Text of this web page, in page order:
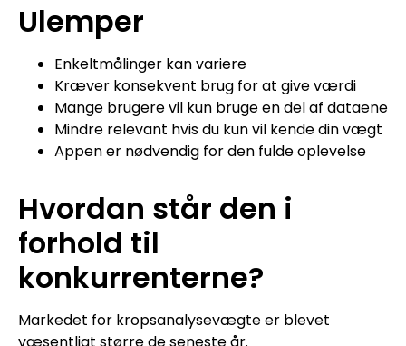
Ulemper
Enkeltmålinger kan variere
Kræver konsekvent brug for at give værdi
Mange brugere vil kun bruge en del af dataene
Mindre relevant hvis du kun vil kende din vægt
Appen er nødvendig for den fulde oplevelse
Hvordan står den i
forhold til
konkurrenterne?
Markedet for kropsanalysevægte er blevet